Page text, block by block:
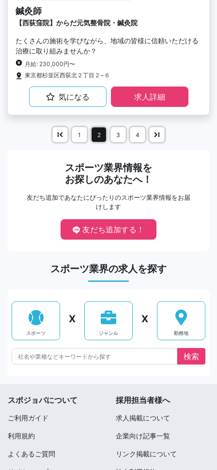
鍼灸師
【西荻窪院】からだ元気整骨院・鍼灸院
たくさんの施術を学びながら、地域の皆様に信頼いただける
治療に取り組みませんか？
月給: 230,000円〜
東京都杉並区西荻北２丁目２−６
気になる 求人詳細
1 2 3 4
スポーツ業界情報を
お探しのあなたへ！
友だち追加であなたにぴったりのスポーツ業界情報をお届
けします
友だち追加する！
スポーツ業界の求人を探す
スポーツ
X
ジャンル
X
勤務地
スポジョバについて
ご利用ガイド
利用規約
よくあるご質問
採用担当者様へ
求人掲載について
企業向け記事一覧
リンク掲載について